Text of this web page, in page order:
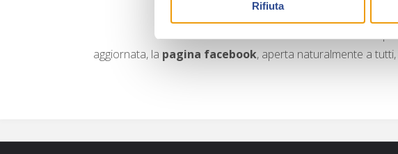
Rifiuta
aggiornata, la pagina facebook, aperta naturalmente a